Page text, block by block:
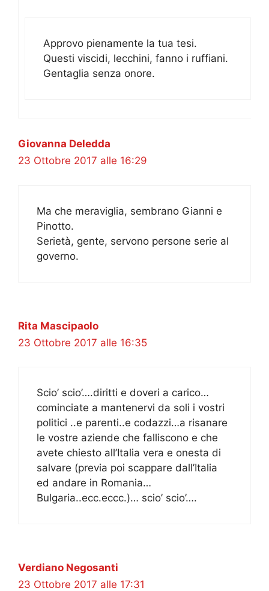
Approvo pienamente la tua tesi.
Questi viscidi, lecchini, fanno i ruffiani.
Gentaglia senza onore.
Giovanna Deledda
23 Ottobre 2017 alle 16:29
Ma che meraviglia, sembrano Gianni e
Pinotto.
Serietà, gente, servono persone serie al
governo.
Rita Mascipaolo
23 Ottobre 2017 alle 16:35
Scio’ scio’….diritti e doveri a carico…
cominciate a mantenervi da soli i vostri
politici ..e parenti..e codazzi…a risanare
le vostre aziende che falliscono e che
avete chiesto all’Italia vera e onesta di
salvare (previa poi scappare dall’Italia
ed andare in Romania…
Bulgaria..ecc.eccc.)… scio’ scio’….
Verdiano Negosanti
23 Ottobre 2017 alle 17:31